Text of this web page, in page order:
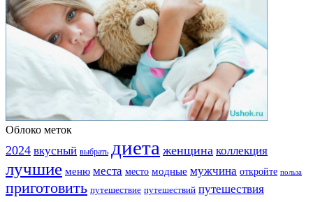
Облоко меток
2024 вкусный выбрать диета женщина коллекция
лучшие меню места место модные мужчина откройте польза
приготовить путешествие путешествий путешествия